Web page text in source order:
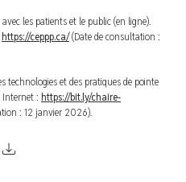
les patients et le public (en ligne).
https://ceppp.ca/(Date de consultation :
technologies et des pratiques de pointe
Internet : https://bit.ly/chaire-
: 12 janvier 2026).